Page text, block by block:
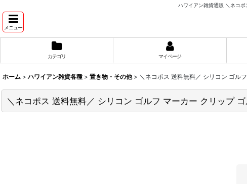
ハワイアン雑貨通販 ＼ネコ
メニュー
カテゴリ マイページ
ホーム > ハワイアン雑貨各種 > 置き物・その他 > ＼ネコポス 送料無料／ シリコン ゴル
＼ネコポス 送料無料／ シリコン ゴルフ マーカー クリップ